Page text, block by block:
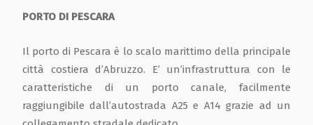
PORTO DI PESCARA
Il porto di Pescara è lo scalo marittimo della principale
città costiera d’Abruzzo. E’ un’infrastruttura con le
caratteristiche di un porto canale, facilmente
raggiungibile dall’autostrada A25 e A14 grazie ad un